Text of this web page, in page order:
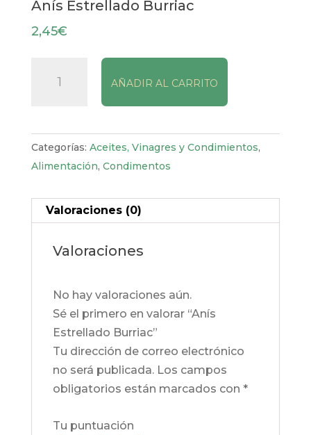
Anís Estrellado Burriac
2,45€
Estrellado
AÑADIR AL CARRITO
Categorías: Aceites, Vinagres y Condimientos,
Alimentación, Condimentos
Valoraciones (0)
Valoraciones
No hay valoraciones aún.
Sé el primero en valorar “Anís
Estrellado Burriac”
Tu dirección de correo electrónico
no será publicada. Los campos
obligatorios están marcados con *
Tu puntuación